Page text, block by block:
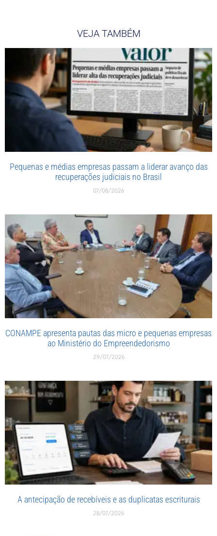
VEJA TAMBÉM
Pequenas e médias empresas passam a liderar avanço das
recuperações judiciais no Brasil
07/08/2026
CONAMPE apresenta pautas das micro e pequenas empresas
ao Ministério do Empreendedorismo
29/07/2026
A antecipação de recebíveis e as duplicatas escriturais
28/07/2026